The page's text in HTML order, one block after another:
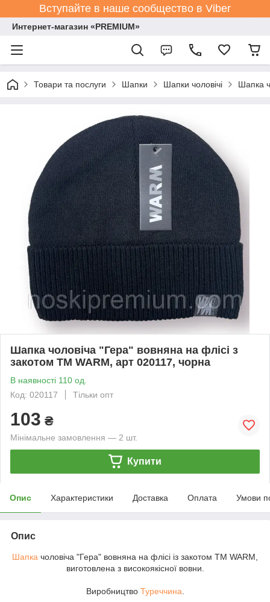
Вступайте в наше сообщество в Viber
Интернет-магазин «PREMIUM»
Товари та послуги Шапки Шапки чоловічі Шапка
Шапка чоловіча "Гера" вовняна на флісі з
закотом ТМ WARM, арт 020117, чорна
В наявності 110 од.
Код: 020117
Тільки опт
103 ₴
Мінімальне замовлення — 2 шт.
Купити
Опис Характеристики Доставка Оплата Умови
Опис
Шапка чоловіча "Гера" вовняна на флісі із закотом ТМ WARM,
виготовлена з високоякісної вовни.
Виробництво Туреччина